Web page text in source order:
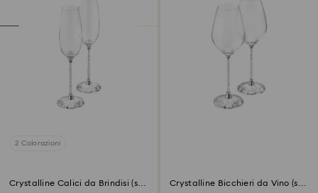
2 Colorazioni
Crystalline Calici da Brindisi (set
Crystalline Bicchieri da Vino (set